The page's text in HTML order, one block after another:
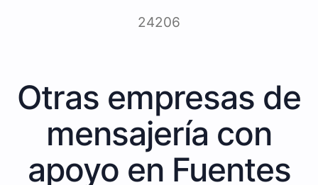
24206
Otras empresas de
mensajería con
apoyo en Fuentes